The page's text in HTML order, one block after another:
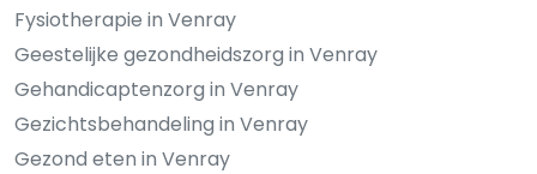
Fysiotherapie in Venray
Geestelijke gezondheidszorg in Venray
Gehandicaptenzorg in Venray
Gezichtsbehandeling in Venray
Gezond eten in Venray